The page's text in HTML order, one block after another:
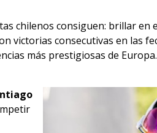
chilenos consiguen: brillar en
victorias consecutivas en las
más prestigiosas de